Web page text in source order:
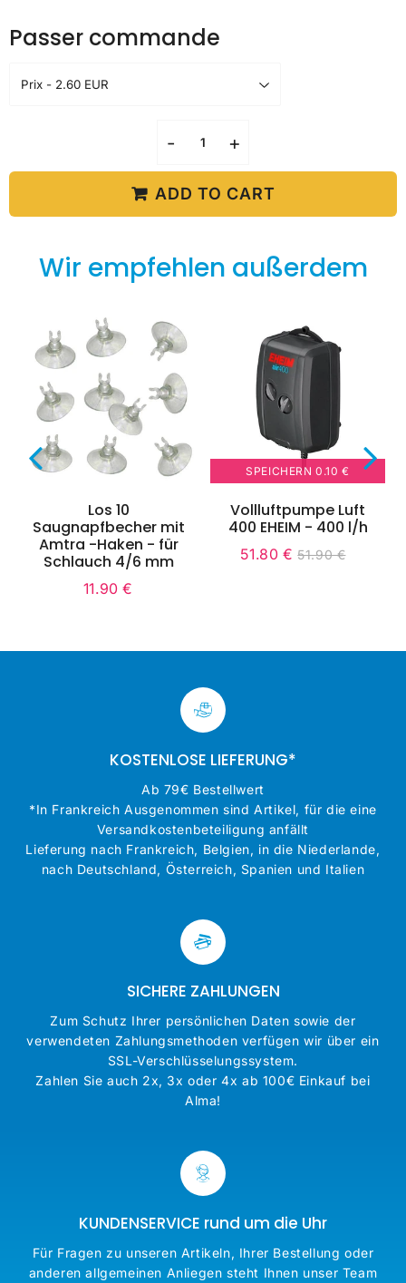
Passer commande
- +
ADD TO CART
Wir empfehlen außerdem
Los 10
Saugnapfbecher mit
Amtra -Haken - für
Schlauch 4/6 mm
Normaler
11.90 €
SPEICHERN 0.10 €
Vollluftpumpe Luft
400 EHEIM - 400 l/h
Sonderpreis
51.80 € 51.80
Normaler
51.90 €51.90
KOSTENLOSE LIEFERUNG*
Ab 79€ Bestellwert
*In Frankreich Ausgenommen sind Artikel, für die eine
Versandkostenbeteiligung anfällt
Lieferung nach Frankreich, Belgien, in die Niederlande,
nach Deutschland, Österreich, Spanien und Italien
SICHERE ZAHLUNGEN
Zum Schutz Ihrer persönlichen Daten sowie der
verwendeten Zahlungsmethoden verfügen wir über ein
SSL-Verschlüsselungssystem.
Zahlen Sie auch 2x, 3x oder 4x ab 100€ Einkauf bei
Alma!
KUNDENSERVICE rund um die Uhr
Für Fragen zu unseren Artikeln, Ihrer Bestellung oder
anderen allgemeinen Anliegen steht Ihnen unser Team